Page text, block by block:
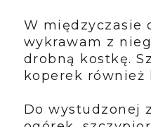
W międzyczasie
wykrawam z
drobną kostkę.
koperek również
Do wystudzonej